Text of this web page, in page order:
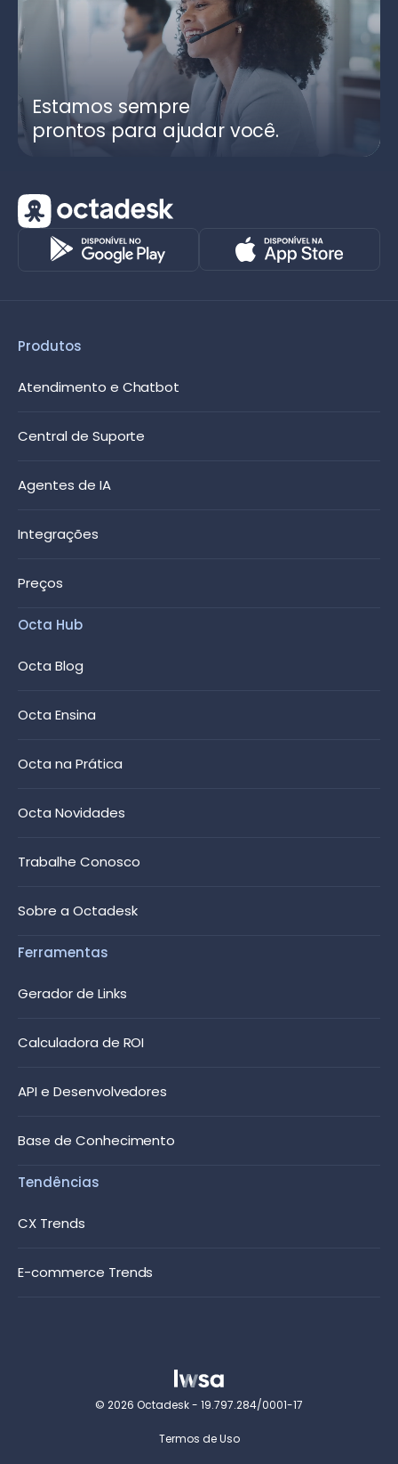
Estamos sempre
prontos para ajudar você.
Produtos
Atendimento e Chatbot
Central de Suporte
Agentes de IA
Integrações
Preços
Octa Hub
Octa Blog
Octa Ensina
Octa na Prática
Octa Novidades
Trabalhe Conosco
Sobre a Octadesk
Ferramentas
Gerador de Links
Calculadora de ROI
API e Desenvolvedores
Base de Conhecimento
Tendências
CX Trends
E-commerce Trends
© 2026 Octadesk - 19.797.284/0001-17
Termos de Uso